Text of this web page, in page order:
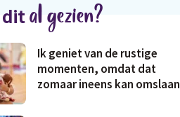
dital gezien?
Ik geniet van de rustige
momenten, omdat dat
zomaar ineens kan omslaan